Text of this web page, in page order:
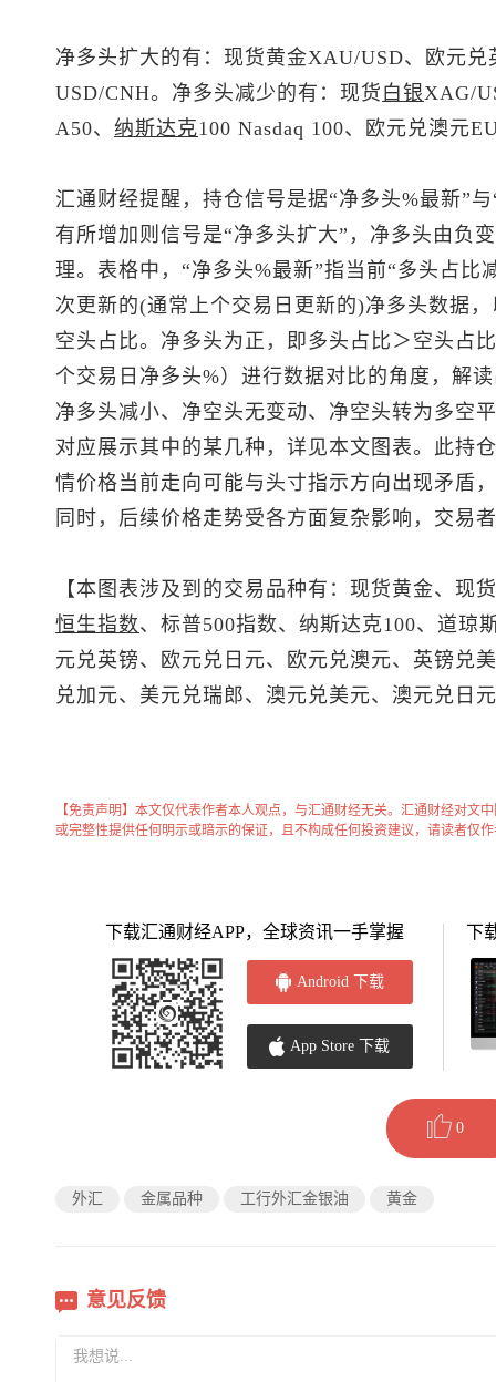
净多头扩大的有： 现货黄金XAU/USD、欧元兑
USD/CNH。净多头减少的有： 现货 白银XAG/
A50、 纳斯达克100 Nasdaq 100、欧元兑澳元
汇通财经提醒，持仓信号是据“净多头%最新”
有所增加则信号是“净多头扩大”，净多头由负
理。表格中，“净多头%最新”指当前“多头占比
次更新的(通常上个交易日更新的)净多头数据
空头占比。净多头为正，即多头占比＞空头占
个交易日净多头%）进行数据对比的角度，解
净多头减小、净空头无变动、净空头转为多空
对应展示其中的某几种，详见本文图表。此持
情价格当前走向可能与头寸指示方向出现矛盾
同时，后续价格走势受各方面复杂影响，交易
【本图表涉及到的交易品种有： 现货黄金、 现
恒生指数、 标普500指数、纳斯达克100、道琼
元兑英镑、欧元兑日元、欧元兑澳元、 英镑兑
兑加元、 美元兑瑞郎、 澳元兑美元、澳元兑日
【免责声明】本文仅代表作者本人观点，与汇通财经无关。汇通财经对文
或完整性提供任何明示或暗示的保证，且不构成任何投资建议，请读者仅
下载汇通财经APP，全球资讯一手掌握
Android 下载
App Store 下载
下
0
外汇 金属品种 工行外汇金银油 黄金
意见反馈